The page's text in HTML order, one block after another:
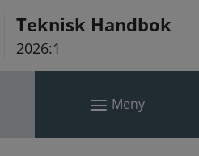
Teknisk Handbok
2026:1
Meny